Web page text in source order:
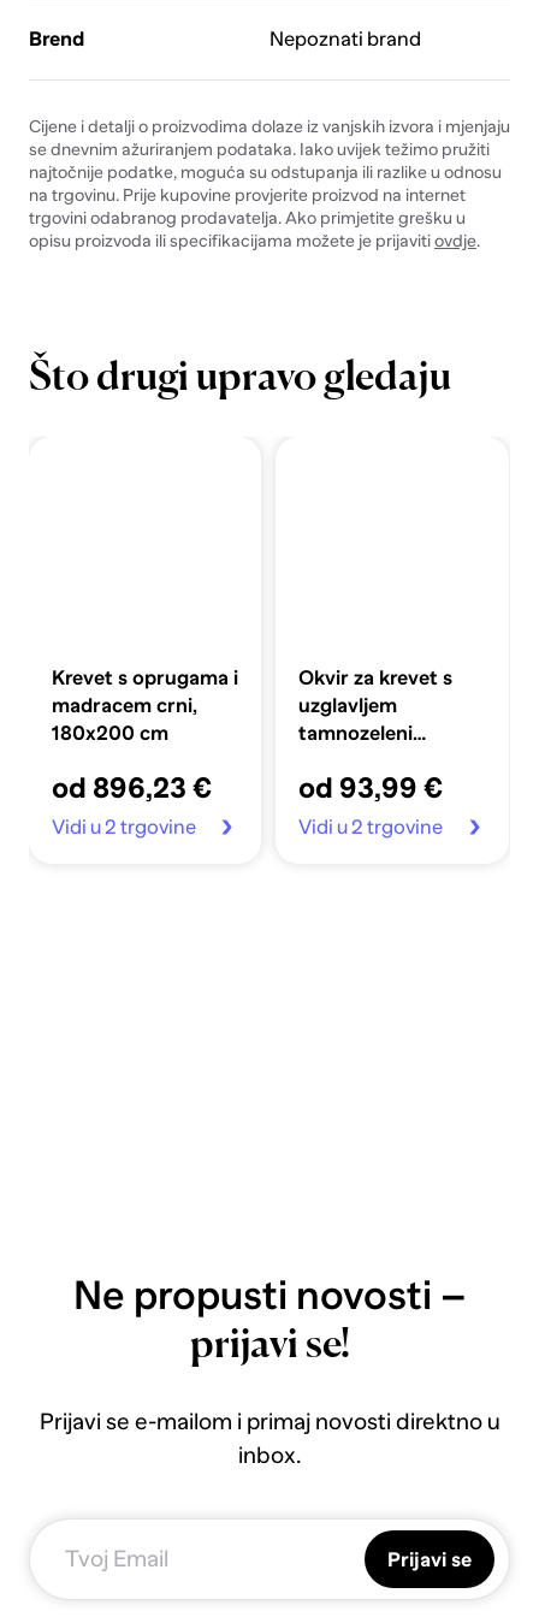
Brend Nepoznati brand
Cijene i detalji o proizvodima dolaze iz vanjskih izvora i mjenjaju
se dnevnim ažuriranjem podataka. Iako uvijek težimo pružiti
najtočnije podatke, moguća su odstupanja ili razlike u odnosu
na trgovinu. Prije kupovine provjerite proizvod na internet
trgovini odabranog prodavatelja. Ako primjetite grešku u
opisu proizvoda ili specifikacijama možete je prijavitiovdje.
Što drugi upravo gledaju
Krevet s oprugama i
madracem crni,
180x200 cm
od 896,23 €
Vidi u 2 trgovine
Okvir za krevet s
uzglavljem
tamnozeleni
baršunasti
od 93,99 €
Vidi u 2 trgovine
Ne propusti novosti –
prijavi se!
Prijavi se e-mailom i primaj novosti direktno u
inbox.
Prijavi se